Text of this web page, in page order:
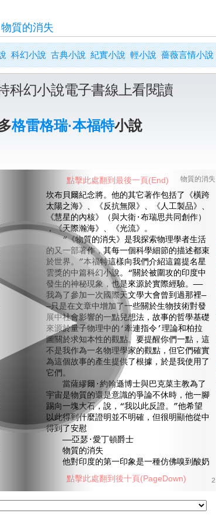
物質的消失
科幻小說 古典小說 紀實小說 輕小說 薔薇言情小說
科幻小說電子書線上看閱讀
格雷格瑞·本福特小說
物質的消失
坎布貝爾紀念將。他的其它著作包括了《橫跨
太陽之海》、《反抗無限》、《人工製品》、
《慧星的內核》（與大衛·布瑞思共同創作）
，《天際瀚海》、《光流》。
“《物質的消失》是我探索物理學者生活
的又一部著作，其每一個科學細節的描述都束
於世界。”本福特這樣向我們介紹這篇提名星
雲獎的中篇科幻小說。“關於被圍攻的印度中
發生的神秘現象，也是來源於實際經驗。——
我為了參加一次國際天文學大會曾到過那裡—
—只是在文章中增加了一些關於生物技術對發
展中社會影響的一點兒想法，故事的哲學基礎
來源於量子物理中的‘牽連指令’理論和柏拉
圖關於求知本性的觀點。要提醒你們一點，這
不是我作為一名物理學家的觀點，但它們確實
為這個故事的產生提供了根據，於是我使用了
它們。
當薩繆爾·約翰遜博士與巴克菜主教為了
宇宙是物質的還是意識的爭論不休時，他一腳
踢向一塊大石，說，“我以此反證。”他希望
以此得到什麼證明並不明確，但很明顯他從中
得到了安慰
——亞瑟·愛丁頓爵士
物質的消失
他對印度的第一印象是一種仿佛嗅到酸奶
2
點擊此處翻到最後一頁(End)
點擊此處翻到後十頁(PageDown)